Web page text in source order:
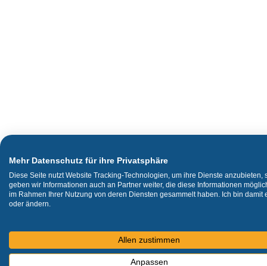
Mehr Datenschutz für ihre Privatsphäre
Diese Seite nutzt Website Tracking-Technologien, um ihre Dienste
geben wir Informationen auch an Partner weiter, die diese Informationen
im Rahmen Ihrer Nutzung von deren Diensten gesammelt haben. Ich bin
oder ändern.
Allen zustimmen
Anpassen